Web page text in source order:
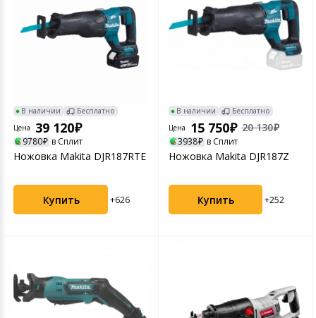
В наличии
Бесплатно
Цена
39 120
9780 в Сплит
Ножовка Makita DJR187RTE
Купить +626
В наличии
Бесплатно
Цена
15 750 20 130
3938 в Сплит
Ножовка Makita DJR187Z
Купить +252